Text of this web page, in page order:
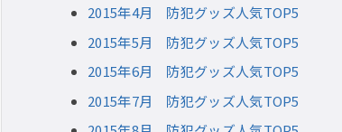
2015年4月 防犯グッズ人気TOP5
2015年5月 防犯グッズ人気TOP5
2015年6月 防犯グッズ人気TOP5
2015年7月 防犯グッズ人気TOP5